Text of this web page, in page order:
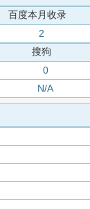
百度本月收录
2
搜狗
0
N/A